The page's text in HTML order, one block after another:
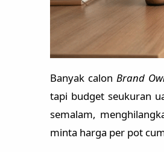
Banyak calon Brand
tapi budget seukuran
semalam,
minta harga per pot